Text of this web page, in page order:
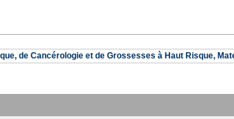
de Cancérologie et de Grossesses à Haut Risque,